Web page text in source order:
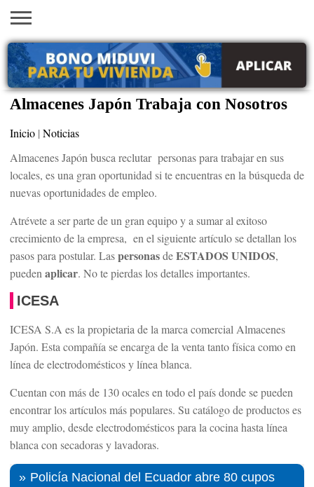
INICIO
AYUDAS
ECONÓMICAS
VACANTES
EN EEUU
SACA
TU
VISA
EMPLEOS
TRÁMITES
PRÉSTAMOS
CURSOS
HOGAR
BELLEZA
Almacenes Japón Trabaja con Nosotros
Inicio | Noticias
Almacenes Japón busca reclutar personas para trabajar en sus
locales, es una gran oportunidad si te encuentras en la búsqueda de
nuevas oportunidades de empleo.
Atrévete a ser parte de un gran equipo y a sumar al exitoso
crecimiento de la empresa, en el siguiente artículo se detallan los
pasos para postular. LaspersonasdeESTADOS UNIDOS,
pueden aplicar. No te pierdas los detalles importantes.
ICESA
ICESA S.A es la propietaria de la marca comercial Almacenes
Japón. Esta compañía se encarga de la venta tanto física como en
línea de electrodomésticos y línea blanca.
Cuentan con más de 130 ocales en todo el país donde se pueden
encontrar los artículos más populares. Su catálogo de productos es
muy amplio, desde electrodomésticos para la cocina hasta línea
blanca con secadoras y lavadoras.
Policía Nacional del Ecuador abre 80 cupos